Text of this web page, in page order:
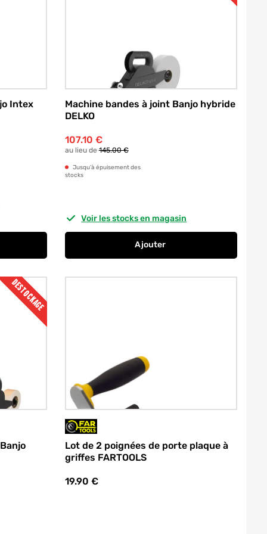
Intex
Machine bandes à joint Banjo hybride
DELKO
107.10 €
au lieu de145.00 €
Jusqu’à épuisement des
stocks
Voir les stocks en magasin
Ajouter
DESTOCKAGE
Lot de 2 poignées de porte plaque à
griffes FARTOOLS
19.90 €